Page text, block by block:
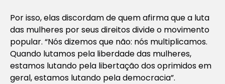
Por isso, elas discordam de quem afirma que a luta
das mulheres por seus direitos divide o movimento
popular. “Nós dizemos que não: nós multiplicamos.
Quando lutamos pela liberdade das mulheres,
estamos lutando pela libertação dos oprimidos em
geral, estamos lutando pela democracia”.